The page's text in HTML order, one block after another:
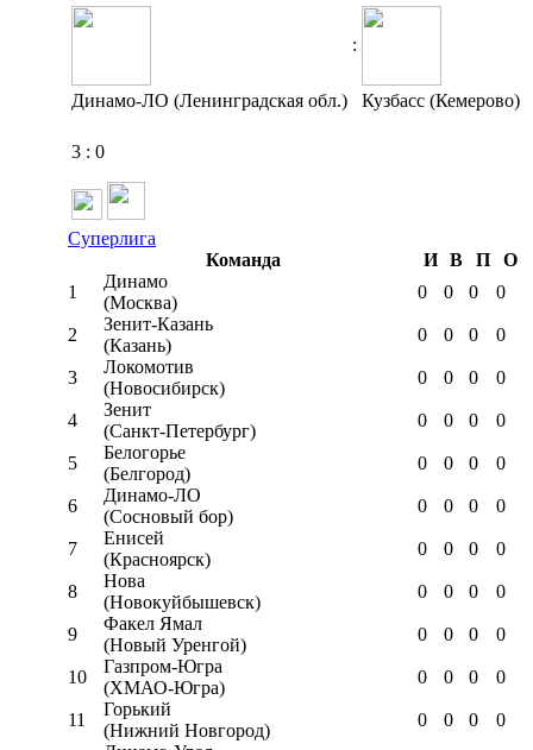
:
Динамо-ЛО (Ленинградская обл.) Кузбасс (Кемерово)
3 : 0
Суперлига
Команда
И В П
О
1
Динамо
(Москва)
0 0 0 0
2
Зенит-Казань
(Казань)
0 0 0 0
3
Локомотив
(Новосибирск)
0 0 0 0
4
Зенит
(Санкт-Петербург)
0 0 0 0
5
Белогорье
(Белгород)
0 0 0 0
6
Динамо-ЛО
(Сосновый бор)
0 0 0 0
7
Енисей
(Красноярск)
0 0 0 0
8
Нова
(Новокуйбышевск)
0 0 0 0
9
Факел Ямал
(Новый Уренгой)
0 0 0 0
10
Газпром-Югра
(ХМАО-Югра)
0 0 0 0
11
Горький
(Нижний Новгород)
0 0 0 0